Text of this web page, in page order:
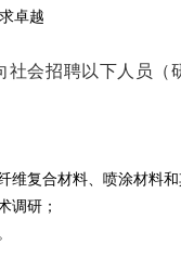
卓越
会招聘以下人员（
复合材料、喷涂材料
调研；